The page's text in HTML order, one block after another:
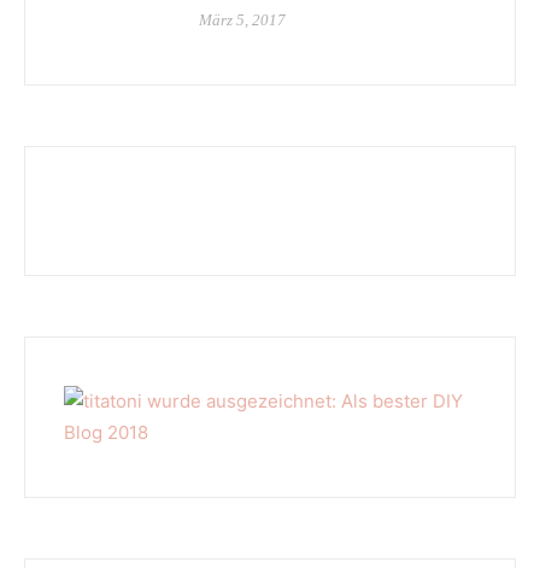
März 5, 2017